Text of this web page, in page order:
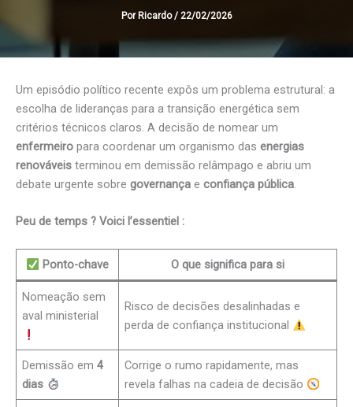
Por Ricardo/ 22/02/2026
Um episódio político recente expôs um problema estrutural: a
escolha de lideranças para a transição energética sem
critérios técnicos claros. A decisão de nomear um
enfermeiro para coordenar um organismo das energias
renováveis terminou em demissão relâmpago e abriu um
debate urgente sobre governança e confiança pública.
Peu de temps ? Voici l’essentiel :
Ponto-chave O que significa para si
Nomeação sem
aval ministerial
Risco de decisões desalinhadas e
perda de confiança institucional
Demissão em4
dias
Corrige o rumo rapidamente, mas
revela falhas na cadeia de decisão